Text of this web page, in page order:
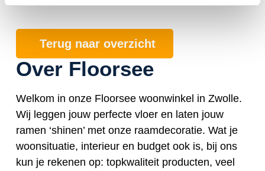
Terug naar overzicht
Over Floorsee
Welkom in onze Floorsee woonwinkel in Zwolle.
Wij leggen jouw perfecte vloer en laten jouw
ramen ‘shinen’ met onze raamdecoratie. Wat je
woonsituatie, interieur en budget ook is, bij ons
kun je rekenen op: topkwaliteit producten, veel